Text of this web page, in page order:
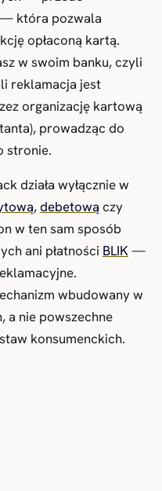
— która pozwala
opłaconą kartą.
w swoim banku, czyli
reklamacja jest
organizację kartową
prowadząc do
stronie.
działa wyłącznie w
,debetową czy
w ten sam sposób
ani płatności BLIK—
wbudowany w
a nie powszechne
konsumenckich.